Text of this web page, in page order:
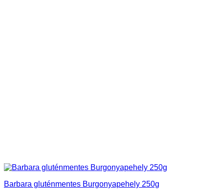
Barbara gluténmentes Burgonyapehely 250g